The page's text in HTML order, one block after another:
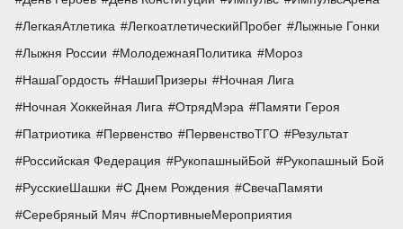
ЛегкаяАтлетика
ЛегкоатлетическийПробег
Лыжные Гонки
Лыжня России
МолодежнаяПолитика
Мороз
НашаГордость
НашиПризеры
Ночная Лига
Ночная Хоккейная Лига
ОтрядМэра
Памяти Героя
Патриотика
Первенство ПервенствоТГО
Результат
Российская Федерация
РукопашныйБой
Рукопашный Бой
РусскиеШашки
С Днем Рождения
СвечаПамяти
Серебряный Мяч
СпортивныеМероприятия